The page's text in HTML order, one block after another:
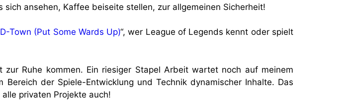
ansehen, Kaffee beiseite stellen, zur allgemeinen Sicherheit!
Town (Put Some Wards Up)“, wer League of Legends kennt oder spielt
Ruhe kommen. Ein riesiger Stapel Arbeit wartet noch auf meinem
der Spiele-Entwicklung und Technik dynamischer Inhalte. Das
privaten Projekte auch!